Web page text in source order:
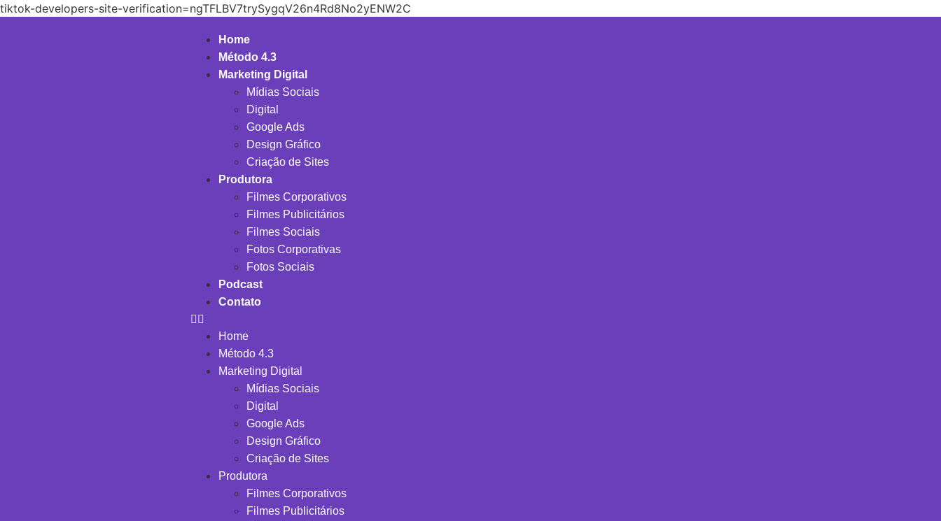
tiktok-developers-site-verification=ngTFLBV7trySygqV26n4Rd8No2yENW2C
Home
Método 4.3
Marketing Digital
Mídias Sociais
Digital
Google Ads
Design Gráfico
Criação de Sites
Produtora
Filmes Corporativos
Filmes Publicitários
Filmes Sociais
Fotos Corporativas
Fotos Sociais
Podcast
Contato
Home
Método 4.3
Marketing Digital
Mídias Sociais
Digital
Google Ads
Design Gráfico
Criação de Sites
Produtora
Filmes Corporativos
Filmes Publicitários